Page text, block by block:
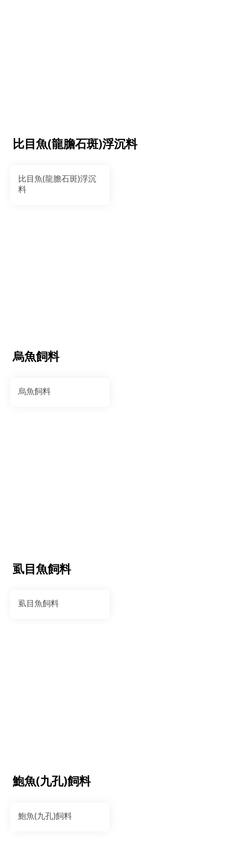
比目魚(龍膽石斑)浮沉料
比目魚(龍膽石斑)浮沉
料
烏魚飼料
烏魚飼料
虱目魚飼料
虱目魚飼料
鮑魚(九孔)飼料
鮑魚(九孔)飼料